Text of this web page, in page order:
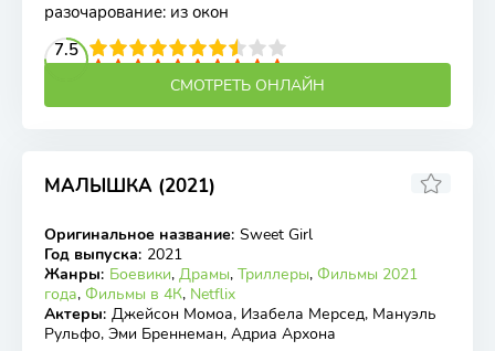
разочарование: из окон
7.5
4 5 6 7 8 9 10
СМОТРЕТЬ ОНЛАЙН
МАЛЫШКА (2021)
WEB-DL
5.57
Оригинальное название: Sweet Girl
Год выпуска: 2021
Жанры: Боевики, Драмы, Триллеры, Фильмы 2021
года, Фильмы в 4К, Netflix
Актеры: Джейсон Момоа, Изабела Мерсед, Мануэль
Рульфо, Эми Бреннеман, Адриа Архона